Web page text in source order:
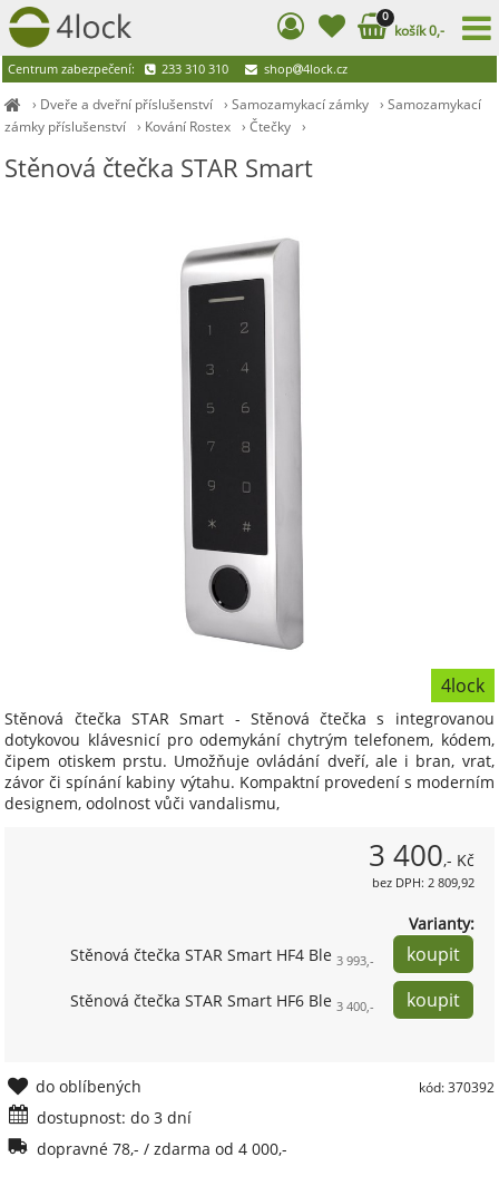
› Dveře a dveřní příslušenství ›Samozamykací zámky ›Samozamykací
zámky příslušenství › Kování Rostex ›Čtečky ›
Stěnová čtečka STAR Smart
Stěnová čtečka STAR Smart - Stěnová čtečka s integrovanou
dotykovou klávesnicí pro odemykání chytrým telefonem, kódem,
čipem otiskem prstu. Umožňuje ovládání dveří, ale i bran, vrat,
závor či spínání kabiny výtahu. Kompaktní provedení s moderním
designem, odolnost vůči vandalismu,
4lock
3 400,- Kč
bez DPH: 2 809,92
Varianty:
Stěnová čtečka STAR Smart HF4 Ble 3 993,-
Stěnová čtečka STAR Smart HF6 Ble 3 400,-
kód: 370392
do oblíbených
dostupnost: do 3 dní
dopravné 78,- / zdarma od 4 000,-
0
košík 0,-
Centrum zabezpečení: 233 310 310 shop 4lock.cz